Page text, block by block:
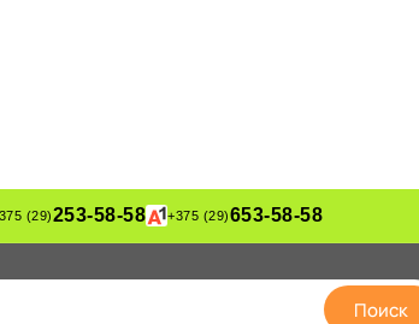
(29)253-58-58 +375 (29)653-58-58
Поиск